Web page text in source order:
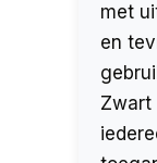
met
en
Zwart